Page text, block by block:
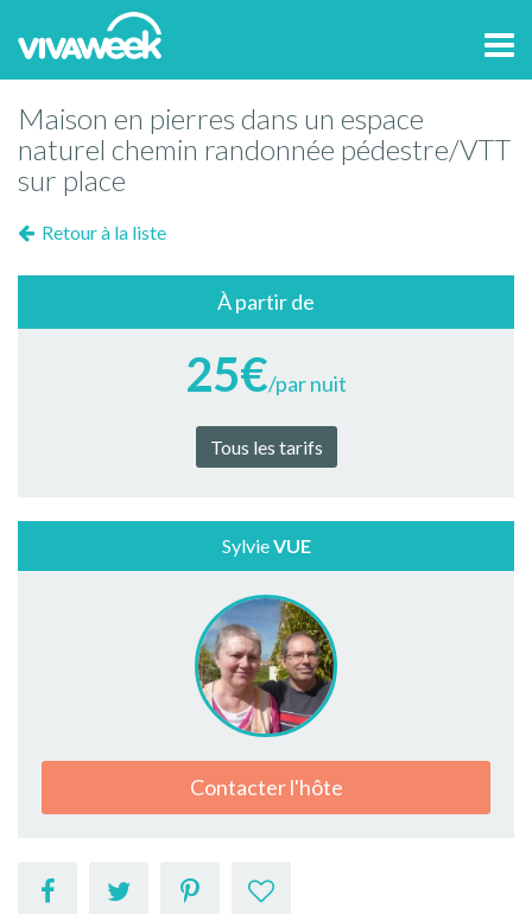
Maison en pierres dans un espace
naturel chemin randonnée pédestre/VTT
sur place
Retour à la liste
À partir de
25€/par nuit
Tous les tarifs
SylvieVUE
Contacter l'hôte